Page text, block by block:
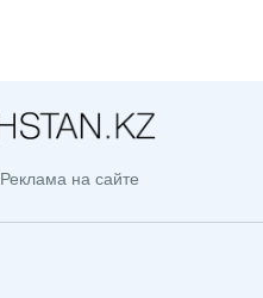
Реклама на сайте